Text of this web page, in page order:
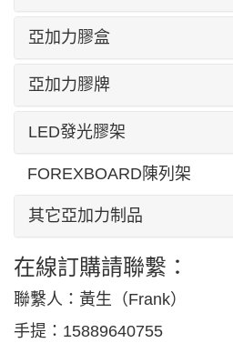
亞加力膠盒
亞加力膠牌
LED發光膠架
FOREXBOARD陳列架
其它亞加力制品
在線訂購請聯繫：
聯繫人：黃生（Frank）
手提：15889640755